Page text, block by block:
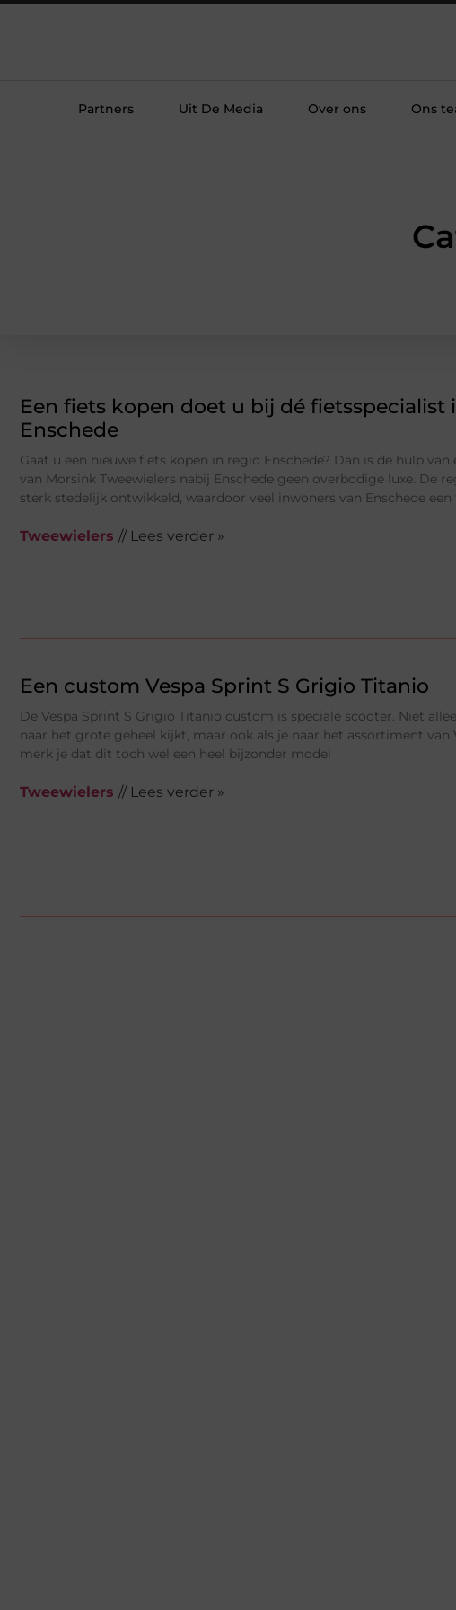
Partners Uit De Media Over ons Ons
Een fiets kopen doet u bij dé fietsspecialist
Enschede
Gaat u een nieuwe fiets kopen in regio Enschede? Dan is de hulp van
van Morsink Tweewielers nabij Enschede geen overbodige luxe. De
sterk stedelijk ontwikkeld, waardoor veel inwoners van Enschede
Tweewielers // Lees verder »
Een custom Vespa Sprint S Grigio Titanio
De Vespa Sprint S Grigio Titanio custom is speciale scooter. Niet
naar het grote geheel kijkt, maar ook als je naar het assortiment van
merk je dat dit toch wel een heel bijzonder model
Tweewielers // Lees verder »